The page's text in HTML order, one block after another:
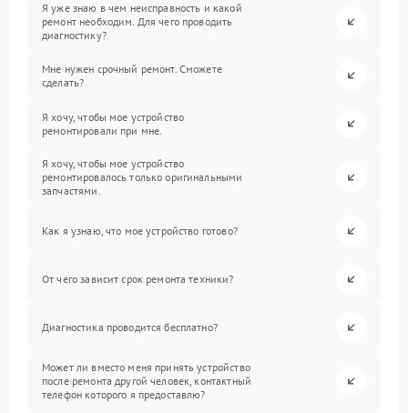
Я уже знаю в чем неисправность и какой
ремонт необходим. Для чего проводить
диагностику?
Мне нужен срочный ремонт. Сможете
сделать?
Я хочу, чтобы мое устройство
ремонтировали при мне.
Я хочу, чтобы мое устройство
ремонтировалось только оригинальными
запчастями.
Как я узнаю, что мое устройство готово?
От чего зависит срок ремонта техники?
Диагностика проводится бесплатно?
Может ли вместо меня принять устройство
после ремонта другой человек, контактный
телефон которого я предоставлю?